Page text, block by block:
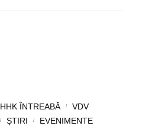
HHK ÎNTREABĂ
VDV
ȘTIRI
EVENIMENTE